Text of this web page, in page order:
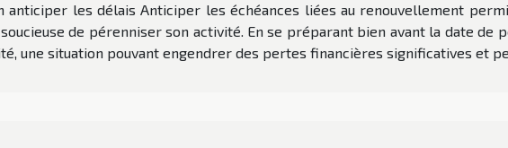
les délais Anticiper les échéances liées au renouvellement
de pérenniser son activité. En se préparant bien avant la date de
une situation pouvant engendrer des pertes financières significatives et